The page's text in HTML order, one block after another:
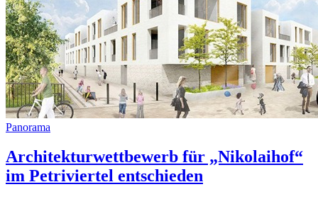
Panorama
Architekturwettbewerb für „Nikolaihof“
im Petriviertel entschieden